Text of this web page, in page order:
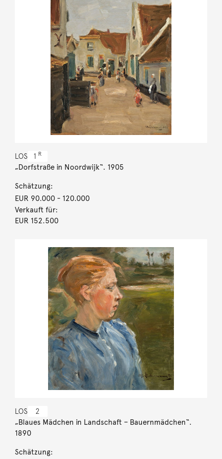
LOS 1 R
„Dorfstraße in Noordwijk“. 1905
Schätzung:
EUR 90.000- 120.000
Verkauft für:
EUR 152.500
LOS 2
„Blaues Mädchen in Landschaft – Bauernmädchen“.
1890
Schätzung: